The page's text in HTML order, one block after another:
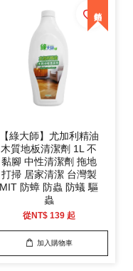
【綠大師】尤加利精油
木質地板清潔劑 1L 不
黏腳 中性清潔劑 拖地
打掃 居家清潔 台灣製
MIT 防蟑 防蟲 防蟻 驅
蟲
從NT$ 139 起
加入購物車